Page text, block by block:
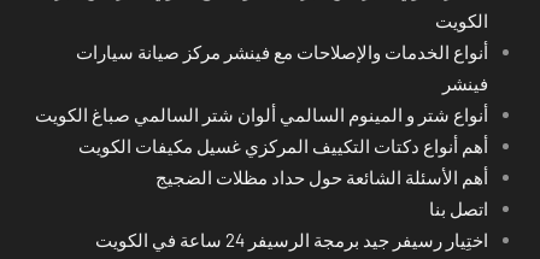
الكويت
أنواع الخدمات والإصلاحات مع فينشر مركز صيانة سيارات
فينشر
أنواع شتر و المينوم السالمي ألوان شتر السالمي صباغ الكويت
أهم أنواع دكتات التكييف المركزي غسيل مكيفات الكويت
أهم الأسئلة الشائعة حول حداد مظلات الضجيج
اتصل بنا
اختِيار رسيفر جيد برمجة الرسيفر 24 ساعة في الكويت